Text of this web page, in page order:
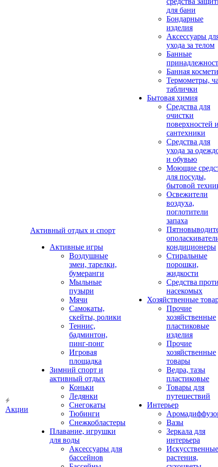
Акции
Активный отдых и спорт
Активные игры
Воздушные
змеи, тарелки,
бумеранги
Мыльные
пузыри
Мячи
Самокаты,
скейты, ролики
Теннис,
бадминтон,
пинг-понг
Игровая
площадка
Зимний спорт и
активный отдых
Коньки
Ледянки
Снегокаты
Тюбинги
Снежкобластеры
Плавание, игрушки
для воды
Аксессуары для
бассейнов
для бани
Бондарные
изделия
Аксеcсуары
ухода за телом
Банные
Банная
Термометры,
таблички
Бытовая химия
Средства для
очистки
поверхностей
сантехники
Средства для
ухода за
и обувью
Моющие
для посуды,
бытовой
Освежители
воздуха,
поглотители
запаха
кондиционеры
Стиральные
порошки,
жидкости
Средства
насекомых
Хозяйственные
Прочие
хозяйственные
пластиковые
изделия
Прочие
хозяйственные
товары
Ведра, тазы
пластиковые
Товары для
путешествий
Интерьер
Вазы
Зеркала для
интерьера
Искусственные
растения,